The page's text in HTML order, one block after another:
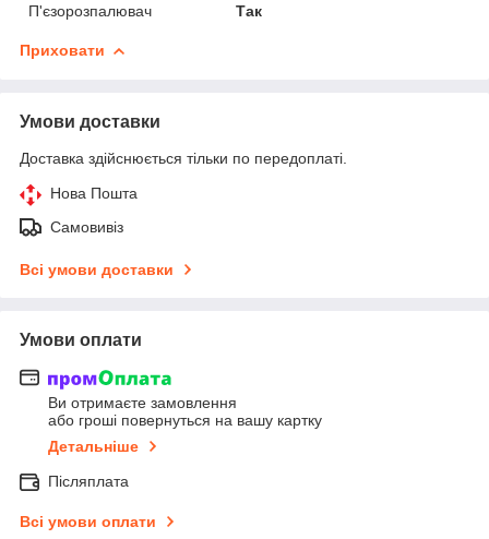
П'єзорозпалювач
Так
Приховати
Умови доставки
Доставка здійснюється тільки по передоплаті.
Нова Пошта
Самовивіз
Всі умови доставки
Умови оплати
Ви отримаєте замовлення
або гроші повернуться на вашу картку
Детальніше
Післяплата
Всі умови оплати